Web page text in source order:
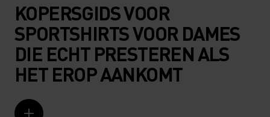
KOPERSGIDS VOOR
SPORTSHIRTS VOOR DAMES
DIE ECHT PRESTEREN ALS
HET EROP AANKOMT